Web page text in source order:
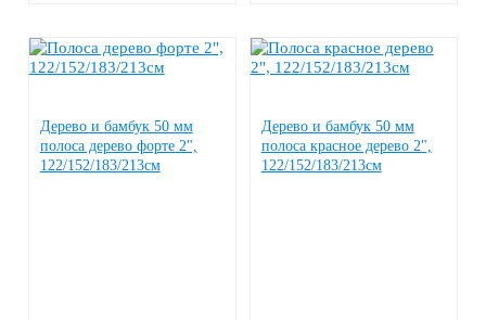
Дерево и бамбук 50 мм
полоса дерево форте 2",
122/152/183/213см
Дерево и бамбук 50 мм
полоса красное дерево 2",
122/152/183/213см